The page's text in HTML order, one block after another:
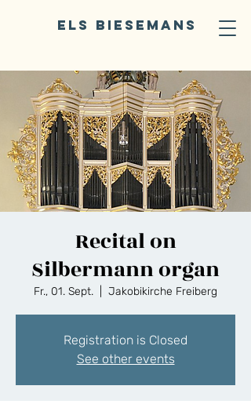
ELS BIESEMANS
Recital on
Silbermann organ
Fr., 01. Sept. Jakobikirche Freiberg
Registration is Closed
See other events